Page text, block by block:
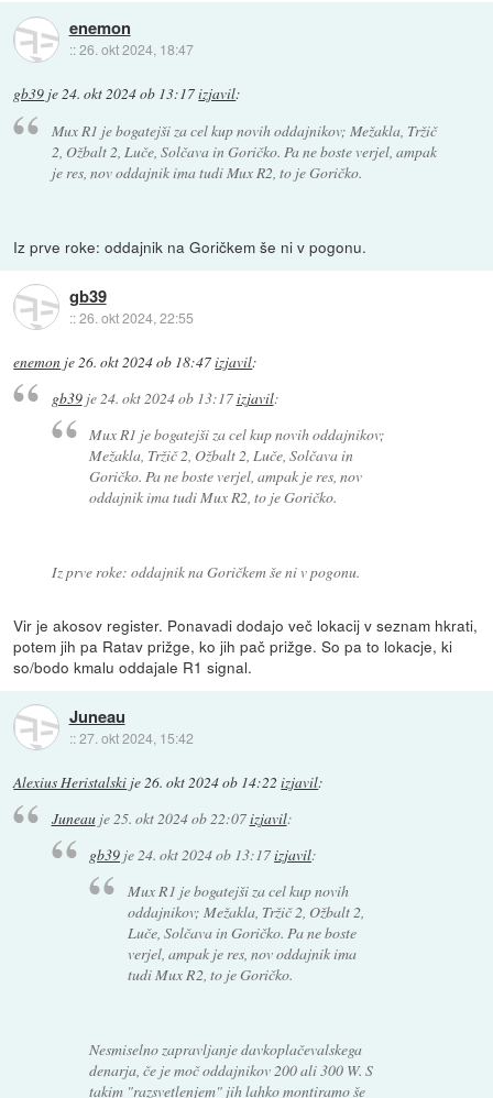
enemon
::26. okt 2024, 18:47
gb39 je24. okt 2024 ob 13:17izjavil:
Mux R1 je bogatejši za cel kup novih oddajnikov; Mežakla, Tržič
2, Ožbalt 2, Luče, Solčava in Goričko. Pa ne boste verjel, ampak
je res, nov oddajnik ima tudi Mux R2, to je Goričko.
Iz prve roke: oddajnik na Goričkem še ni v pogonu.
gb39
::26. okt 2024, 22:55
enemon je26. okt 2024 ob 18:47izjavil:
gb39je24. okt 2024 ob 13:17izjavil:
Mux R1 je bogatejši za cel kup novih oddajnikov;
Mežakla, Tržič 2, Ožbalt 2, Luče, Solčava in
Goričko. Pa ne boste verjel, ampak je res, nov
oddajnik ima tudi Mux R2, to je Goričko.
Iz prve roke: oddajnik na Goričkem še ni v pogonu.
Vir je akosov register. Ponavadi dodajo več lokacij v seznam hkrati,
potem jih pa Ratav prižge, ko jih pač prižge. So pa to lokacje, ki
so/bodo kmalu oddajale R1 signal.
Juneau
::27. okt 2024, 15:42
Alexius Heristalski je26. okt 2024 ob 14:22 izjavil:
Juneauje25. okt 2024 ob 22:07izjavil:
gb39 je24. okt 2024 ob 13:17izjavil:
Mux R1 je bogatejši za cel kup novih
oddajnikov; Mežakla, Tržič 2, Ožbalt 2,
Luče, Solčava in Goričko. Pa ne boste
verjel, ampak je res, nov oddajnik ima
tudi Mux R2, to je Goričko.
Nesmiselno zapravljanje davkoplačevalskega
denarja, če je moč oddajnikov 200 ali 300 W. S
takim "razsvetlenjem" jih lahko montiramo še